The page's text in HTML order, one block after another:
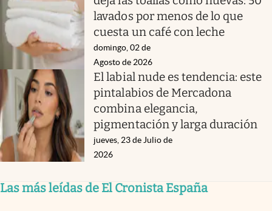
lavados por menos de lo que
cuesta un café con leche
domingo, 02 de
Agosto de 2026
El labial nude es tendencia: este
pintalabios de Mercadona
combina elegancia,
pigmentación y larga duración
jueves, 23 de Julio de
2026
Las más leídas de El Cronista España